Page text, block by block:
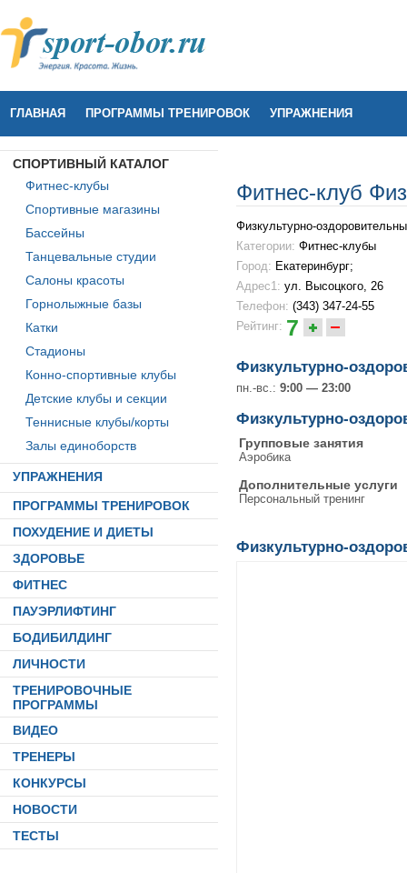
ГЛАВНАЯ ПРОГРАММЫ ТРЕНИРОВОК УПРАЖНЕНИЯ
СПОРТИВНЫЙ КАТАЛОГ
Фитнес-клубы
Спортивные магазины
Бассейны
Танцевальные студии
Салоны красоты
Горнолыжные базы
Катки
Стадионы
Конно-спортивные клубы
Детские клубы и секции
Теннисные клубы/корты
Залы единоборств
УПРАЖНЕНИЯ
ПРОГРАММЫ ТРЕНИРОВОК
ПОХУДЕНИЕ И ДИЕТЫ
ЗДОРОВЬЕ
ФИТНЕС
ПАУЭРЛИФТИНГ
БОДИБИЛДИНГ
ЛИЧНОСТИ
ТРЕНИРОВОЧНЫЕ
ПРОГРАММЫ
ВИДЕО
ТРЕНЕРЫ
КОНКУРСЫ
НОВОСТИ
ТЕСТЫ
Фитнес-клуб
Физкультурно-
Категории: Фитнес-клубы
Город: Екатеринбург;
Адрес1: ул. Высоцкого, 26
Телефон: (343) 347-24-55
Рейтинг: 7
Физкультурно-
пн.-вс.: 9:00 — 23:00
Физкультурно-
Групповые занятия
Аэробика
Дополнительные услуги
Персональный тренинг
Физкультурно-